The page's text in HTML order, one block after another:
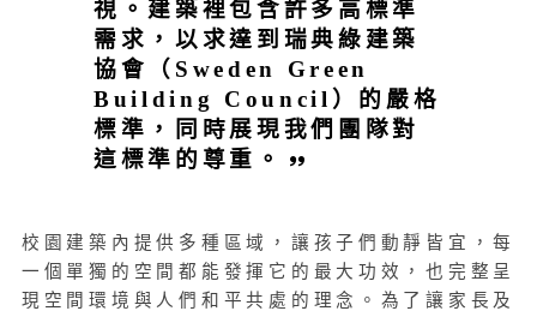
視。建築裡包含許多高標準
需求，以求達到瑞典綠建築
協會（Sweden Green
Building Council）的嚴格
標準，同時展現我們團隊對
這標準的尊重。
校園建築內提供多種區域，讓孩子們動靜皆宜，每
一個單獨的空間都能發揮它的最大功效，也完整呈
現空間環境與人們和平共處的理念。為了讓家長及